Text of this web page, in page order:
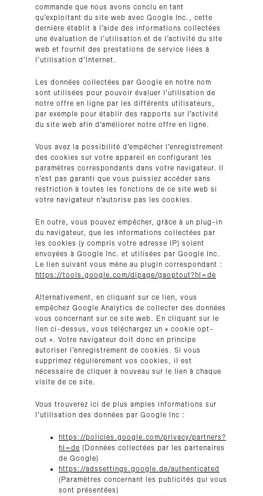
commande que nous avons conclu en tant
qu’exploitant du site web avec Google Inc., cette
dernière établit à l’aide des informations collectées
une évaluation de l’utilisation et de l’activité du site
web et fournit des prestations de service liées à
l’utilisation d’Internet.
Les données collectées par Google en notre nom
sont utilisées pour pouvoir évaluer l’utilisation de
notre offre en ligne par les différents utilisateurs,
par exemple pour établir des rapports sur l’activité
du site web afin d’améliorer notre offre en ligne.
Vous avez la possibilité d’empêcher l’enregistrement
des cookies sur votre appareil en configurant les
paramètres correspondants dans votre navigateur. Il
n’est pas garanti que vous puissiez accéder sans
restriction à toutes les fonctions de ce site web si
votre navigateur n’autorise pas les cookies.
En outre, vous pouvez empêcher, grâce à un plug-in
du navigateur, que les informations collectées par
les cookies (y compris votre adresse IP) soient
envoyées à Google Inc. et utilisées par Google Inc.
Le lien suivant vous mène au plugin correspondant :
https://tools.google.com/dlpage/gaoptout?hl=de
Alternativement, en cliquant sur ce lien, vous
empêchez Google Analytics de collecter des données
vous concernant sur ce site web. En cliquant sur le
lien ci-dessus, vous téléchargez un « cookie opt-
out ». Votre navigateur doit donc en principe
autoriser l’enregistrement de cookies. Si vous
supprimez régulièrement vos cookies, il est
nécessaire de cliquer à nouveau sur le lien à chaque
visite de ce site.
Vous trouverez ici de plus amples informations sur
l’utilisation des données par Google Inc :
https://policies.google.com/privacy/partners?
hl=de (Données collectées par les partenaires
de Google)
https://adssettings.google.de/authenticated
(Paramètres concernant les publicités qui vous
sont présentées)